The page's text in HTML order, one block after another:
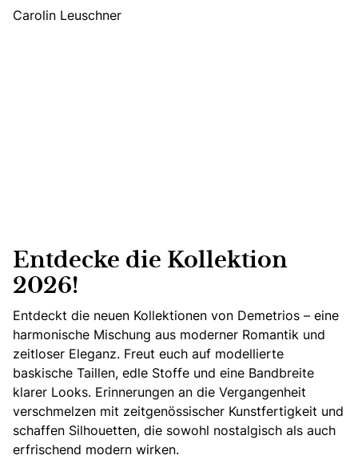
Carolin Leuschner
Entdecke die Kollektion
2026!
Entdeckt die neuen Kollektionen von Demetrios – eine
harmonische Mischung aus moderner Romantik und
zeitloser Eleganz. Freut euch auf modellierte
baskische Taillen, edle Stoffe und eine Bandbreite
klarer Looks. Erinnerungen an die Vergangenheit
verschmelzen mit zeitgenössischer Kunstfertigkeit und
schaffen Silhouetten, die sowohl nostalgisch als auch
erfrischend modern wirken.